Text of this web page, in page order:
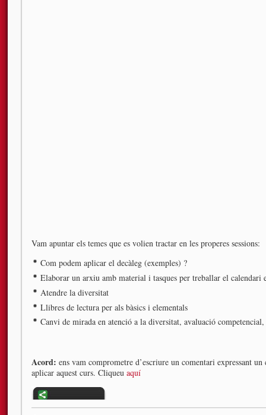
Vam apuntar els temes que es volien tractar en les properes sessions:
Com podem aplicar el decàleg (exemples) ?
Elaborar un arxiu amb material i tasques per treballar el calendari
Atendre la diversitat
Llibres de lectura per als bàsics i elementals
Canvi de mirada en atenció a la diversitat, avaluació
Acord: ens vam comprometre d’escriure un comentari expressant
aplicar aquest curs. Cliqueu aquí